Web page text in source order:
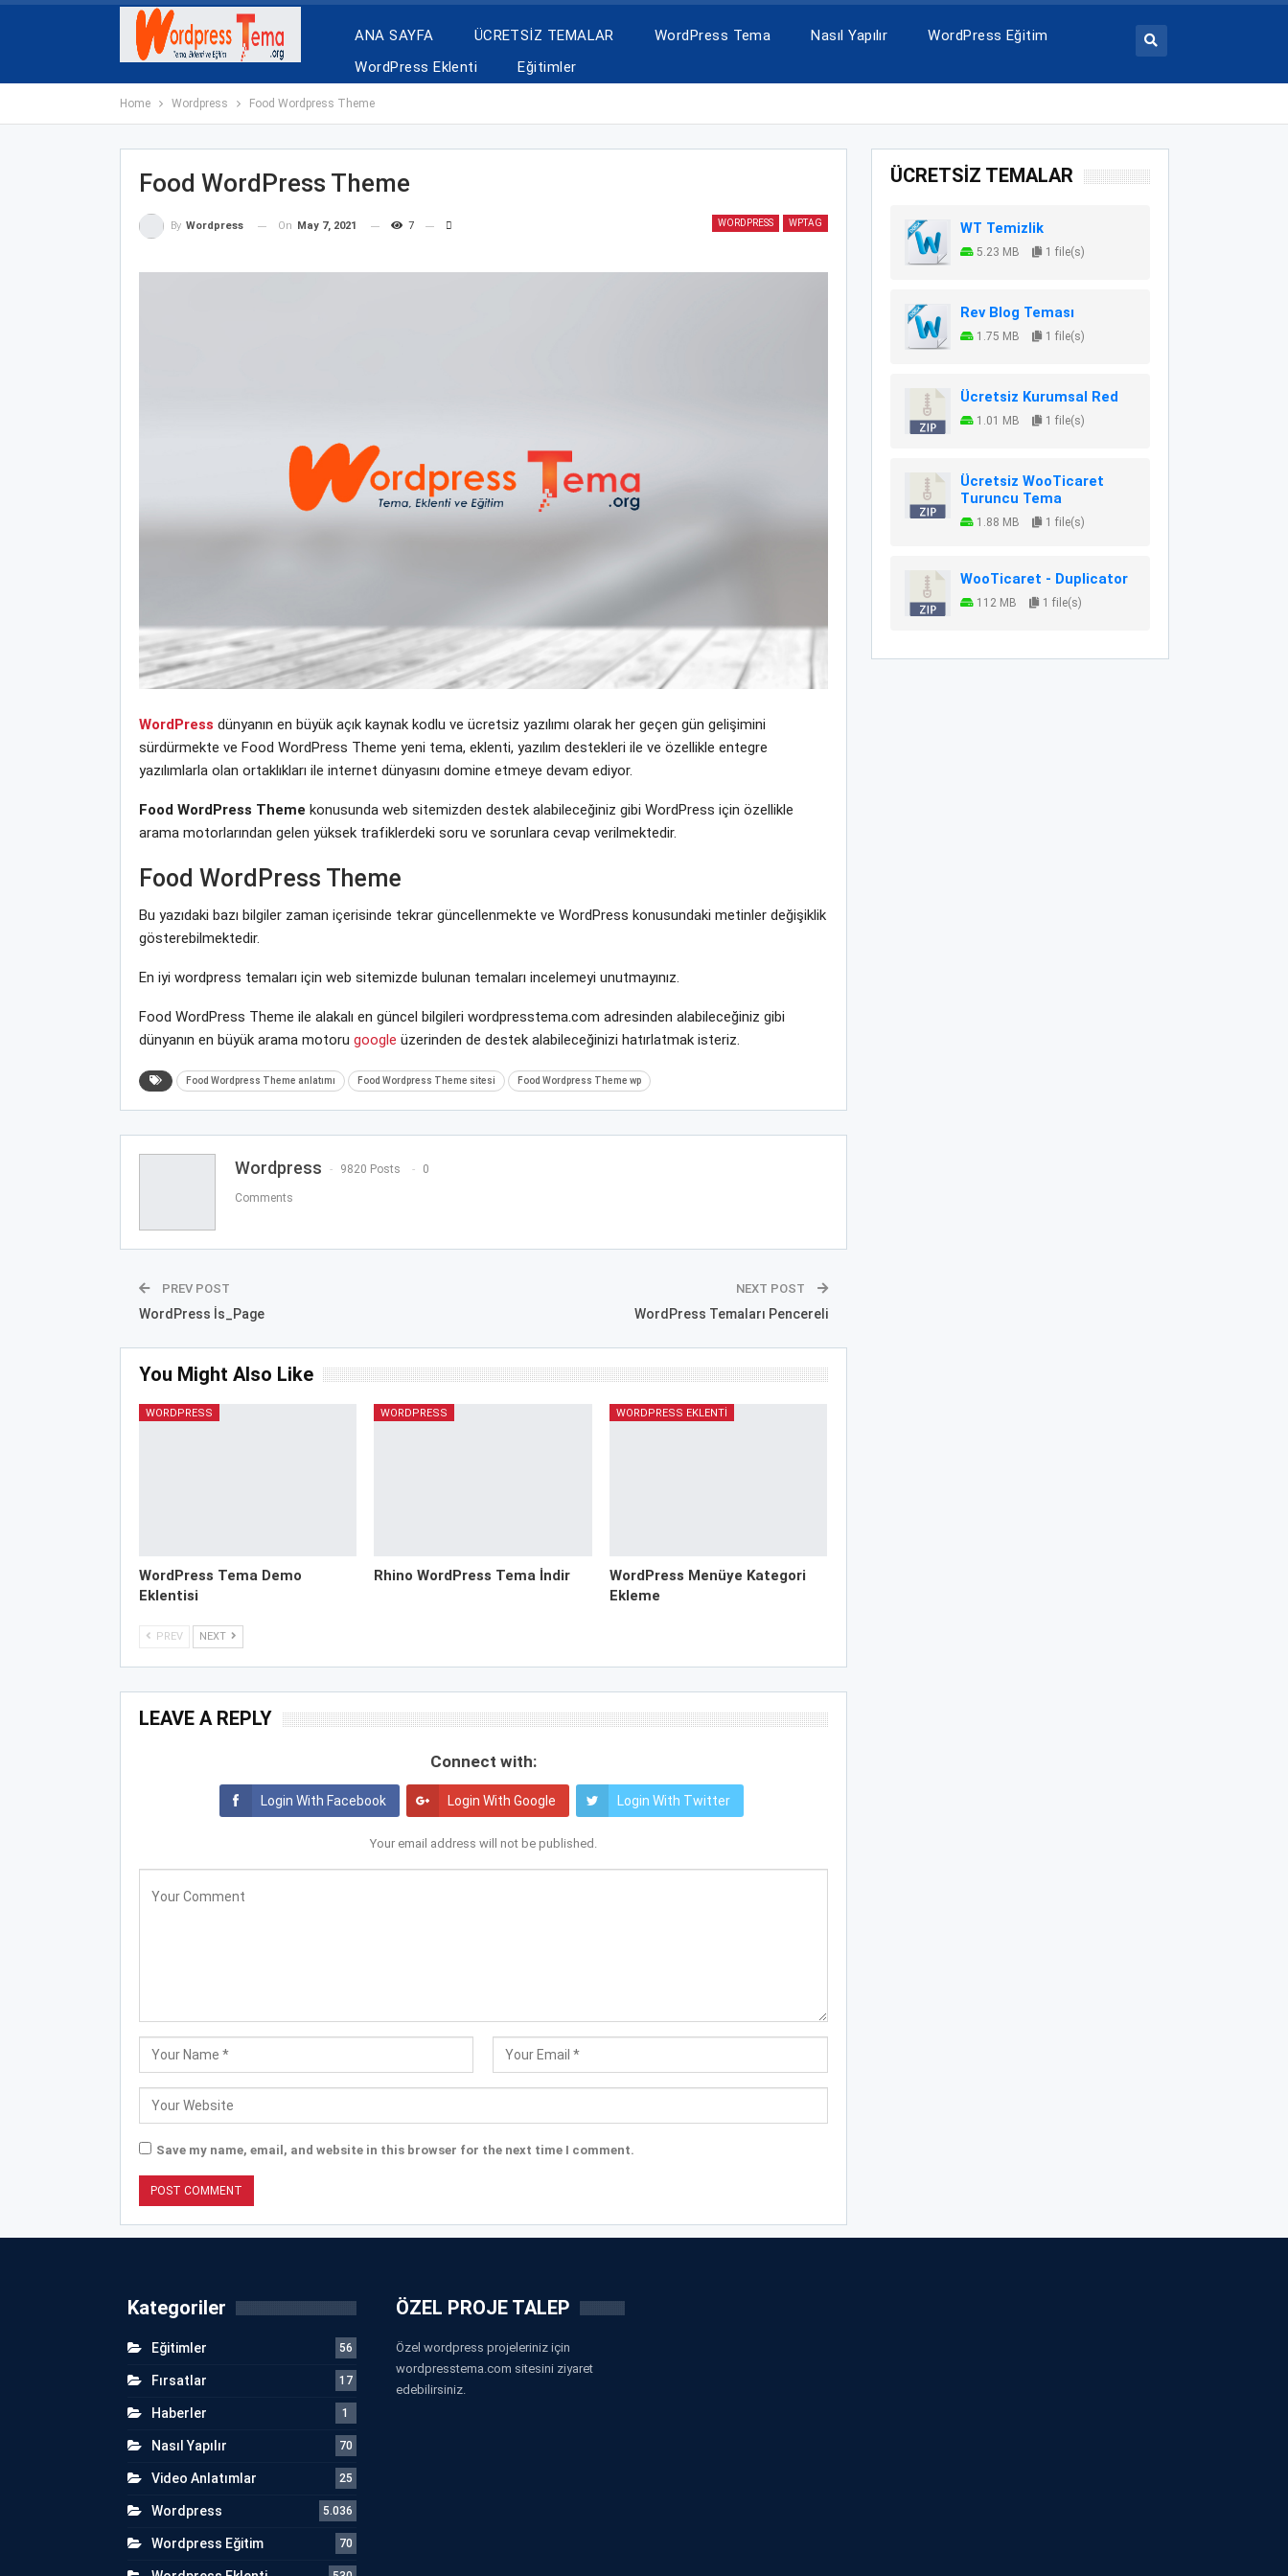
ANA SAYFA ÜCRETSİZ TEMALAR WordPress Tema Nasıl Yapılır
WordPress Eğitim
WordPress Eklenti
Eğitimler
Home Wordpress Food Wordpress Theme
Food WordPress Theme
WORDPRESS WPTAG
By Wordpress On May 7, 2021 7
WordPress dünyanın en büyük açık kaynak kodlu ve ücretsiz yazılımı olarak her geçen gün gelişimini
sürdürmekte ve Food WordPress Theme yeni tema, eklenti, yazılım destekleri ile ve özellikle entegre
yazılımlarla olan ortaklıkları ile internet dünyasını domine etmeye devam ediyor.
Food WordPress Theme konusunda web sitemizden destek alabileceğiniz gibi WordPress için özellikle
arama motorlarından gelen yüksek trafiklerdeki soru ve sorunlara cevap verilmektedir.
Food WordPress Theme
Bu yazıdaki bazı bilgiler zaman içerisinde tekrar güncellenmekte ve WordPress konusundaki metinler değişiklik
gösterebilmektedir.
En iyi wordpress temaları için web sitemizde bulunan temaları incelemeyi unutmayınız.
Food WordPress Theme ile alakalı en güncel bilgileri wordpresstema.com adresinden alabileceğiniz gibi
dünyanın en büyük arama motoru google üzerinden de destek alabileceğinizi hatırlatmak isteriz.
Food Wordpress Theme anlatımı Food Wordpress Theme sitesi Food Wordpress Theme wp
Wordpress 9820 Posts 0
Comments
PREV POST
WordPress İs_Page
NEXT POST
WordPress Temaları Pencereli
You Might Also Like
WORDPRESS
WordPress Tema Demo
Eklentisi
WORDPRESS
Rhino WordPress Tema İndir
WORDPRESS EKLENTI
WordPress Menüye Kategori
Ekleme
PREV NEXT
LEAVE A REPLY
Connect with:
Login With Facebook Login With Google Login With Twitter
Your email address will not be published.
Save my name, email, and website in this browser for the next time I comment.
ÜCRETSİZ TEMALAR
WT Temizlik
5.23 MB 1 file(s)
Rev Blog Teması
1.75 MB 1 file(s)
Ücretsiz Kurumsal Red
1.01 MB 1 file(s)
Ücretsiz WooTicaret
Turuncu Tema
1.88 MB 1 file(s)
WooTicaret - Duplicator
112 MB 1 file(s)
Kategoriler
Eğitimler 56
Fırsatlar 17
Haberler 1
Nasıl Yapılır 70
Video Anlatımlar 25
Wordpress 5.036
Wordpress Eğitim 70
ÖZEL PROJE TALEP
Özel wordpress projeleriniz için
wordpresstema.com sitesini ziyaret
edebilirsiniz.